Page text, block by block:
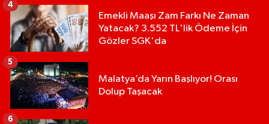
Emekli Maaşı Zam Farkı Ne Zaman
Yatacak? 3.552 TL'lik Ödeme İçin
Gözler SGK'da
4
Malatya’da Yarın Başlıyor! Orası
Dolup Taşacak
5
6